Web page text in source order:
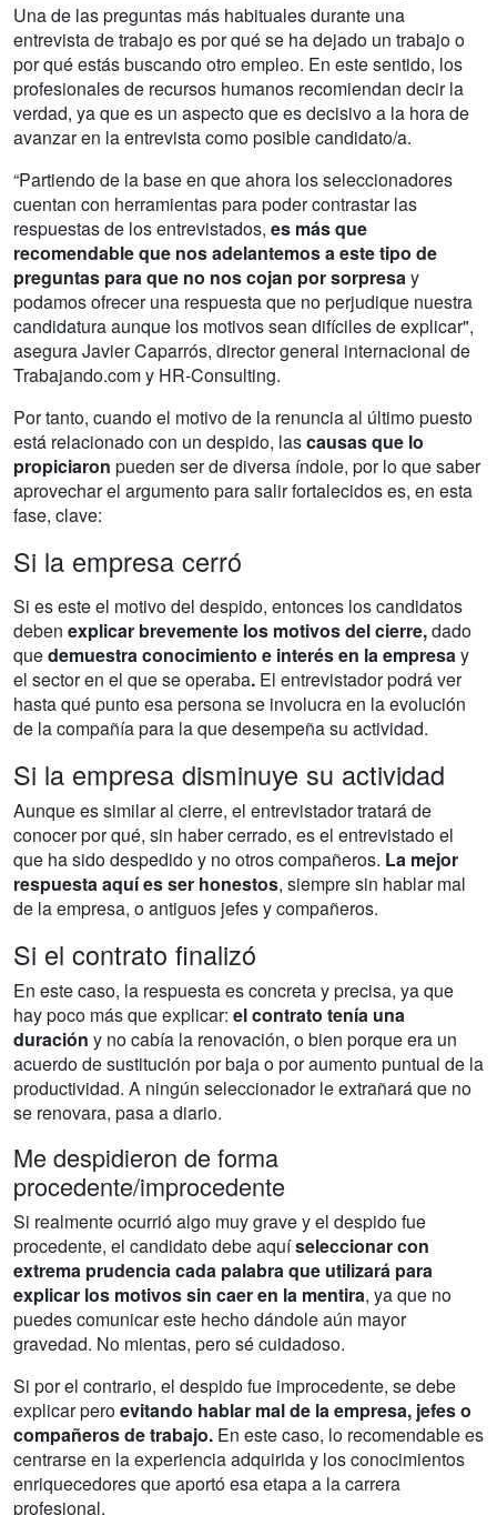
Una de las preguntas más habituales durante una
entrevista de trabajo es por qué se ha dejado un trabajo o
por qué estás buscando otro empleo. En este sentido, los
profesionales de recursos humanos recomiendan decir la
verdad, ya que es un aspecto que es decisivo a la hora de
avanzar en la entrevista como posible candidato/a.
“Partiendo de la base en que ahora los seleccionadores
cuentan con herramientas para poder contrastar las
respuestas de los entrevistados, es más que
recomendable que nos adelantemos a este tipo de
preguntas para que no nos cojan por sorpresa y
podamos ofrecer una respuesta que no perjudique nuestra
candidatura aunque los motivos sean difíciles de explicar",
asegura Javier Caparrós, director general internacional de
Trabajando.com y HR-Consulting.
Por tanto, cuando el motivo de la renuncia al último puesto
está relacionado con un despido, lascausas que lo
propiciaron pueden ser de diversa índole, por lo que saber
aprovechar el argumento para salir fortalecidos es, en esta
fase, clave:
Si la empresa cerró
Si es este el motivo del despido, entonces los candidatos
deben explicar brevemente los motivos del cierre,dado
quedemuestra conocimiento e interés en la empresa y
el sector en el que se operaba. El entrevistador podrá ver
hasta qué punto esa persona se involucra en la evolución
de la compañía para la que desempeña su actividad.
Si la empresa disminuye su actividad
Aunque es similar al cierre, el entrevistador tratará de
conocer por qué, sin haber cerrado, es el entrevistado el
que ha sido despedido y no otros compañeros. La mejor
respuesta aquí es ser honestos, siempre sin hablar mal
de la empresa, o antiguos jefes y compañeros.
Si el contrato finalizó
En este caso, la respuesta es concreta y precisa, ya que
hay poco más que explicar: el contrato tenía una
duración y no cabía la renovación, o bien porque era un
acuerdo de sustitución por baja o por aumento puntual de la
productividad. A ningún seleccionador le extrañará que no
se renovara, pasa a diario.
Me despidieron de forma
procedente/improcedente
Si realmente ocurrió algo muy grave y el despido fue
procedente, el candidato debe aquíseleccionar con
extrema prudencia cada palabra que utilizará para
explicar los motivos sin caer en la mentira, ya que no
puedes comunicar este hecho dándole aún mayor
gravedad. No mientas, pero sé cuidadoso.
Si por el contrario, el despido fue improcedente, se debe
explicar peroevitando hablar mal de la empresa, jefes o
compañeros de trabajo. En este caso, lo recomendable es
centrarse en la experiencia adquirida y los conocimientos
enriquecedores que aportó esa etapa a la carrera
profesional.